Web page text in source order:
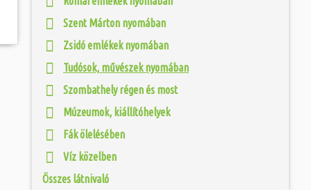
fel Szombathely
Római
templomuk
a
játékkal és
a lépést a
Szent Márton nyomában
Zsidó emlékek nyomában
Tudósok, művészek nyomában
Szombathely régen és most
Múzeumok, kiállítóhelyek
Fák ölelésében
Víz közelben
Összes látnivaló